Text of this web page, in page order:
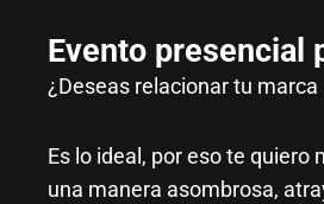
Evento presencial
¿Deseas relacionar tu
Es lo ideal, por eso te
una manera asombrosa,